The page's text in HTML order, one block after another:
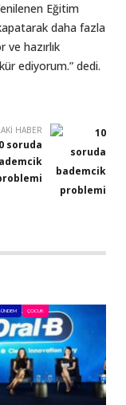
Eğitim
daha fazla
hazırlık
ediyorum.” dedi.
HABER
soruda
ÇOCUK